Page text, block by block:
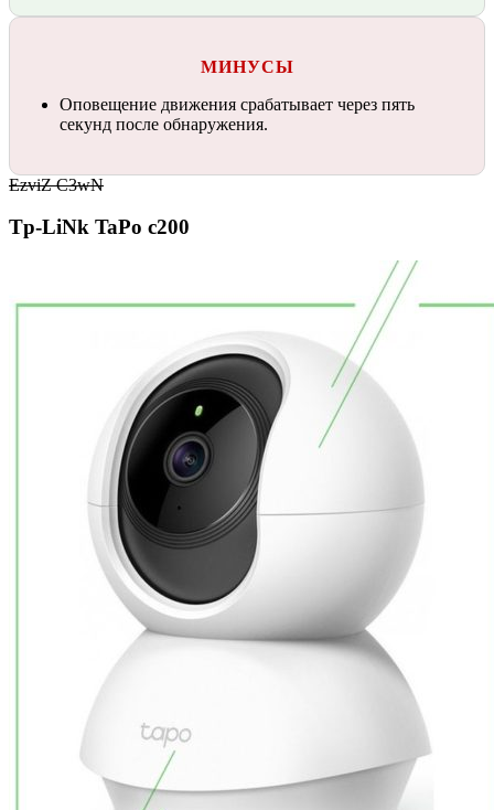
МИНУСЫ
Оповещение движения срабатывает через пять
секунд после обнаружения.
EzviZ C3wN
Tp-LiNk TaPo c200